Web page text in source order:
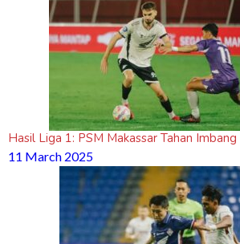
Hasil Liga 1: PSM Makassar Tahan
11 March 2025